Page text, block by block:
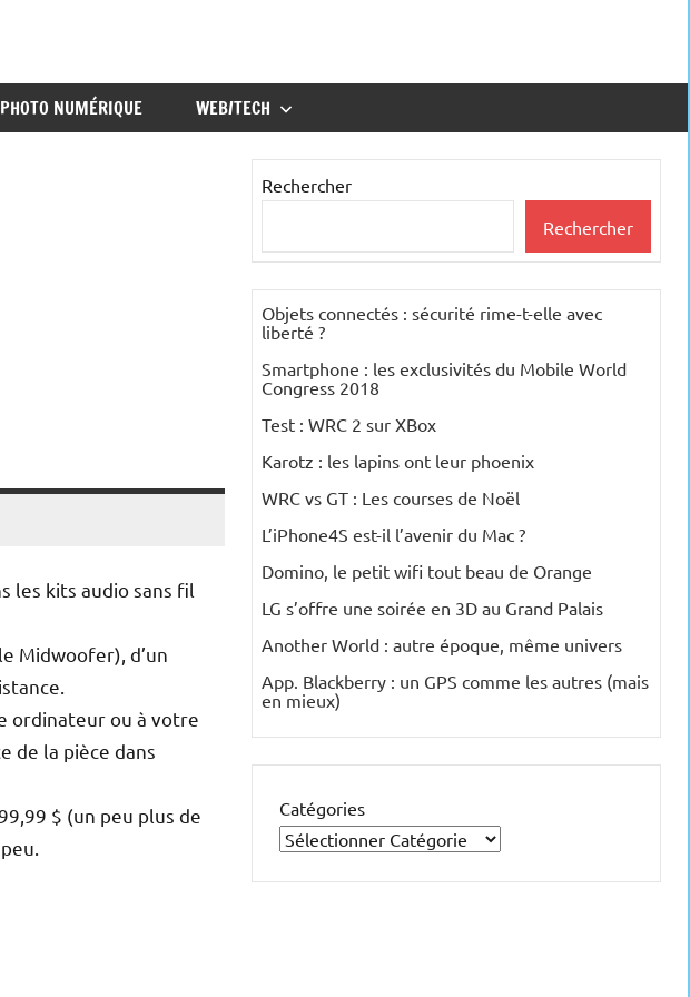
PHOTO NUMÉRIQUE WEB/TECH
les kits audio sans fil
Midwoofer), d’un
ordinateur ou à votre
de la pièce dans
$ (un peu plus de
Rechercher
Rechercher
Objets connectés : sécurité rime-t-elle avec
liberté ?
Smartphone : les exclusivités du Mobile World
Congress 2018
Test : WRC 2 sur XBox
Karotz : les lapins ont leur phoenix
WRC vs GT : Les courses de Noël
L’iPhone4S est-il l’avenir du Mac ?
Domino, le petit wifi tout beau de Orange
LG s’offre une soirée en 3D au Grand Palais
Another World : autre époque, même univers
App. Blackberry : un GPS comme les autres (mais
en mieux)
Catégories